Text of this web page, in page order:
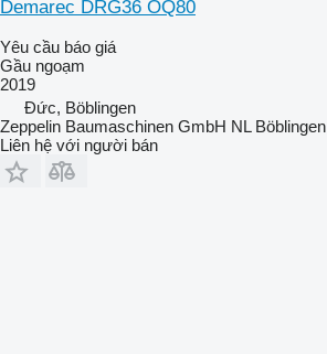
Demarec DRG36 OQ80
Yêu cầu báo giá
Gầu ngoạm
2019
Đức, Böblingen
Zeppelin Baumaschinen GmbH NL Böblingen
Liên hệ với người bán